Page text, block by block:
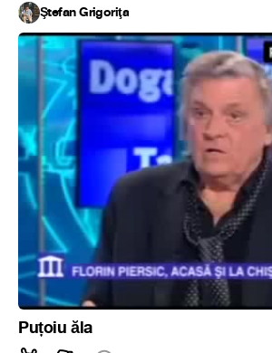
Ştefan Grigoriţa
Puțoiu ăla